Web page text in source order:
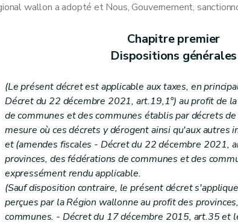
2
Investigations et contrôles
11
quater
3
Moyens de preuve de l'administration
Procédure de taxation
première Rectification de la déclaration
wallon a adopté et Nous, Gouvernement,
Chapitre premier
Dispositions générales
(Le présent décret est applicable aux taxes, en
Décret du 22 décembre 2021, art.19,1°) au profit de
de communes et des communes établis par décrets
mesure où ces décrets y dérogent ainsi qu'aux autres
et (amendes fiscales - Décret du 22 décembre 2021,
provinces, des fédérations de communes et des
expressément rendu applicable.
(Sauf disposition contraire, le présent décret
perçues par la Région wallonne au profit des
communes. - Décret du 17 décembre 2015, art.35 et